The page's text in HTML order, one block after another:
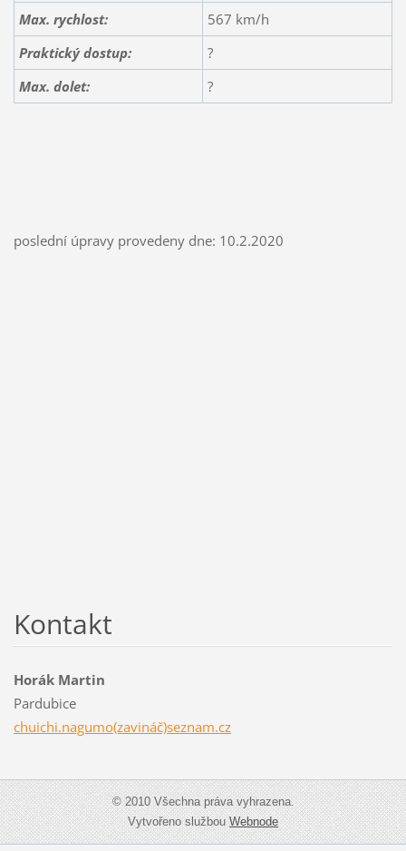
Max. rychlost:
567 km/h
Praktický dostup:
?
Max. dolet:
?
poslední úpravy provedeny dne: 10.2.2020
Kontakt
Horák Martin
Pardubice
chuichi.nagumo(zavináč)seznam.cz
© 2010 Všechna práva vyhrazena.
Vytvořeno službouWebnode